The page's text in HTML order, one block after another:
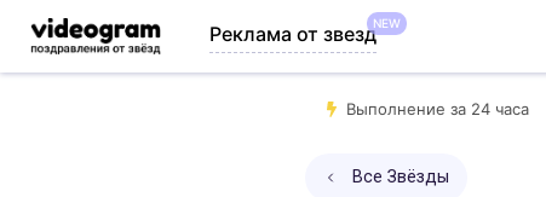
Реклама от звездNEW
Выполнение за 24 часа
Все Звёзды